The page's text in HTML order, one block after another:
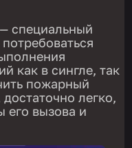
специальный
как в сингле, так
пожарный
легко,
его вызова и